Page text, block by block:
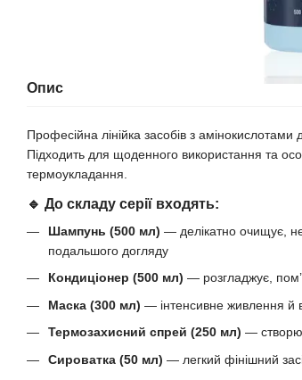
Опис
Професійна лінійка засобів з
Підходить для щоденного використання та
термоукладання.
🔹 До складу серії входять:
Шампунь (500 мл) — делікатно очищує,
подальшого догляду
Кондиціонер (500 мл) — розгладжує,
Маска (300 мл) — інтенсивне живлення й
Термозахисний спрей (250 мл) —
Сироватка (50 мл) — легкий фінішний